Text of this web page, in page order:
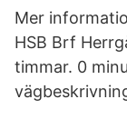
Mer
HSB Brf
timmar. 0